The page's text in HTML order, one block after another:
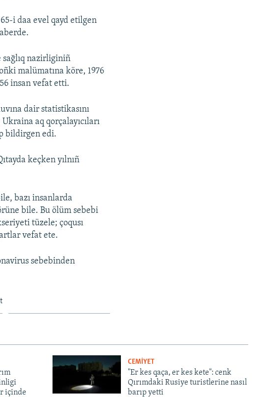
i daa evel qayd etilgen
sağlıq nazirliginiñ
malümatına köre, 1976
insan vefat etti.
dair statistikasını
aq qorçalayıcıları
bildirgen edi.
keçken yılnıñ
bazı insanlarda
bile. Bu ölüm sebebi
tüzele; çoqusı
vefat ete.
sebebinden
içinde
CEMİYET
"Er kes qaça, er kes kete": cenk
Qırımdaki Rusiye turistlerine nasıl
barıp yetti